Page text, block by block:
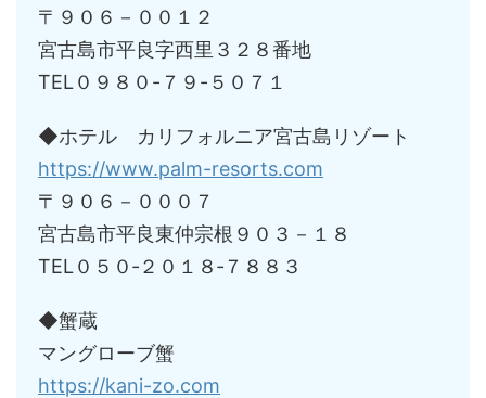
〒９０６－００１２
宮古島市平良字西里３２８番地
TEL０９８０-７９-５０７１
◆ホテル カリフォルニア宮古島リゾート
https://www.palm-resorts.com
〒９０６－０００７
宮古島市平良東仲宗根９０３－１８
TEL０５０‐２０１８‐７８８３
◆蟹蔵
マングローブ蟹
https://kani-zo.com